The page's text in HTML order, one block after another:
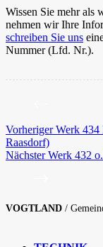
Wissen Sie mehr als
nehmen wir Ihre
schreiben Sie uns
Nummer (Lfd. Nr.).
VorherigerWerk 434
Raasdorf)
NächsterWerk 432
VOGTLAND /